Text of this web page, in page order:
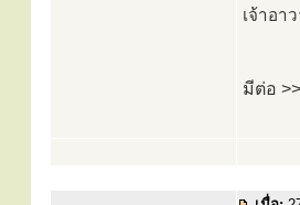
เจ้าอา
มีต่อ